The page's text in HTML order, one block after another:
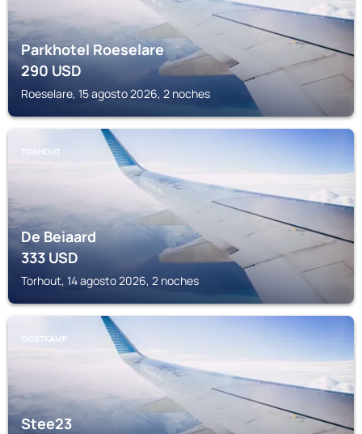
Parkhotel Roeselare
290USD
Roeselare, 15 agosto 2026, 2 noches
TORHOUT
De Beiaard
333USD
Torhout, 14 agosto 2026, 2 noches
OOSTKAMP
Stee23